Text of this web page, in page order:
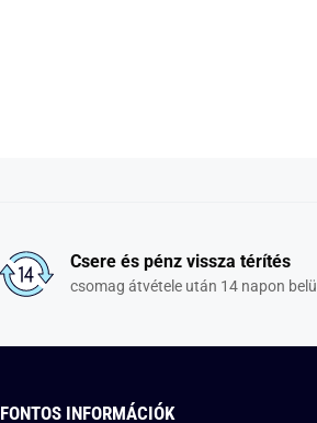
Csere és pénz vissza térítés
csomag átvétele után 14 napon belül
FONTOS INFORMÁCIÓK